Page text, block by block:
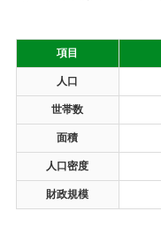
項目
人口
世帯数
面積
人口密度
財政規模